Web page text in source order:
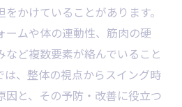
かけていることがあります。
ームや体の連動性、筋肉の硬
など複数要素が絡んでいること
は、整体の視点からスイング時
因と、その予防・改善に役立つ